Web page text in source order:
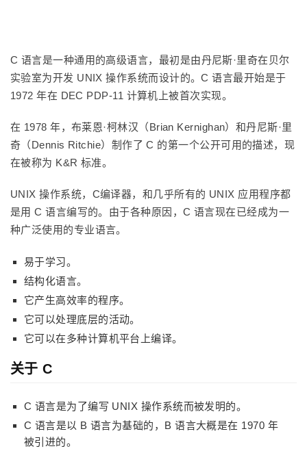
C 语言是一种通用的高级语言，最初是由丹尼斯·里奇在贝尔
实验室为开发 UNIX 操作系统而设计的。C 语言最开始是于
1972 年在 DEC PDP-11 计算机上被首次实现。
在 1978 年，布莱恩·柯林汉（Brian Kernighan）和丹尼斯·里
奇（Dennis Ritchie）制作了 C 的第一个公开可用的描述，现
在被称为 K&R 标准。
UNIX 操作系统，C编译器，和几乎所有的 UNIX 应用程序都
是用 C 语言编写的。由于各种原因，C 语言现在已经成为一
种广泛使用的专业语言。
易于学习。
结构化语言。
它产生高效率的程序。
它可以处理底层的活动。
它可以在多种计算机平台上编译。
关于 C
C 语言是为了编写 UNIX 操作系统而被发明的。
C 语言是以 B 语言为基础的，B 语言大概是在 1970 年
被引进的。